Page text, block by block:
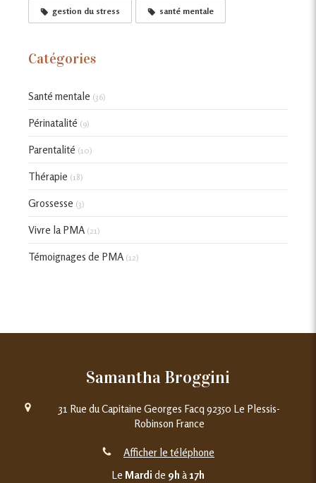
gestion du stress santé mentale
Catégories
Santé mentale (36)
Périnatalité (9)
Parentalité (10)
Thérapie (18)
Grossesse (3)
Vivre la PMA (21)
Témoignages de PMA (12)
Samantha Broggini
31 Rue du Capitaine Georges Facq 92350 Le Plessis-
Robinson France
Afficher le téléphone
Le Mardi de 9h à17h